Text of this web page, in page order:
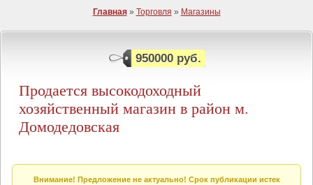
Главная» Торговля » Магазины
950000 руб.
Продается высокодоходный
хозяйственный магазин в район м.
Домодедовская
Внимание! Предложение не актуально! Срок публикации истек